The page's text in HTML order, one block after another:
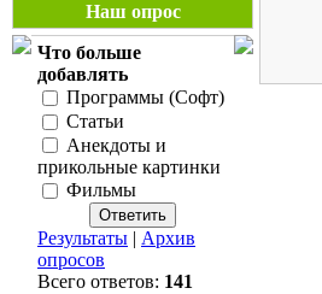
Наш опрос
Что больше
добавлять
Программы (Софт)
Статьи
Анекдоты и
прикольные картинки
Фильмы
Результаты | Архив
опросов
Всего ответов: 141